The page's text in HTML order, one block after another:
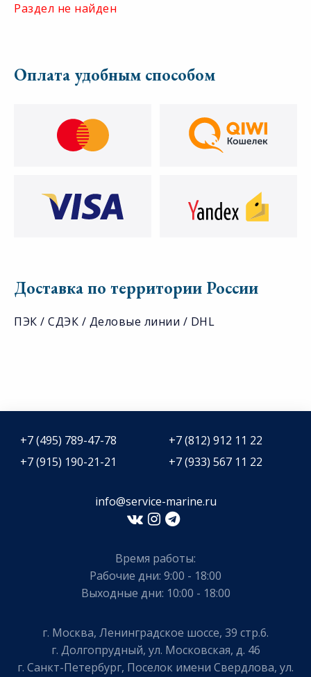
Раздел не найден
Оплата удобным способом
Доставка по территории России
ПЭК / СДЭК / Деловые линии / DHL
+7 (495) 789-47-78
+7 (812) 912 11 22
+7 (915) 190-21-21
+7 (933) 567 11 22
info@service-marine.ru​​
Время работы:
Рабочие дни: 9:00 - 18:00
Выходные дни: 10:00 - 18:00
г. Москва, Ленинградское шоссе, 39 стр.6.
г. Долгопрудный, ул. Московская, д. 46
г. Санкт-Петербург, Поселок имени Свердлова, ул.